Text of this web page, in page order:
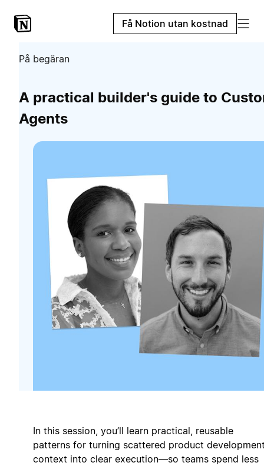
Få Notion utan kostnad
På begäran
A practical builder's guide to
Agents
In this session, you’ll learn practical, reusable
patterns for turning scattered product
context into clear execution—so teams spend less